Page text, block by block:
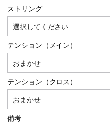
ストリング
テンション（メイン）
テンション（クロス）
備考